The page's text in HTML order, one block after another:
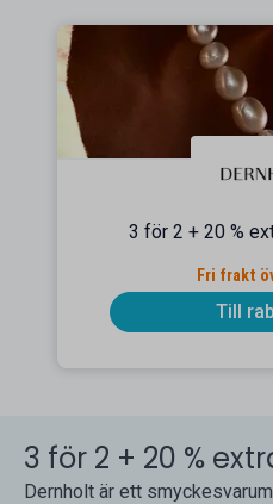
3 för 2 + 20 %
Fri frakt
Till
3 för 2 + 20 %
Dernholt är ett